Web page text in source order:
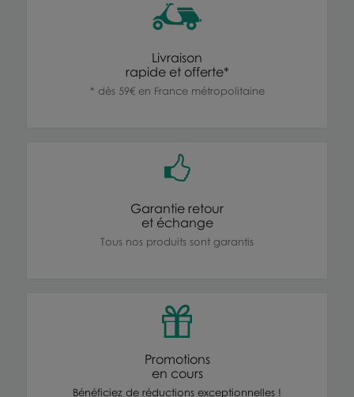
Livraison
rapide et offerte*
* dès 59€ en France métropolitaine
Garantie retour
et échange
Tous nos produits sont garantis
Promotions
en cours
Bénéficiez de réductions exceptionnelles !